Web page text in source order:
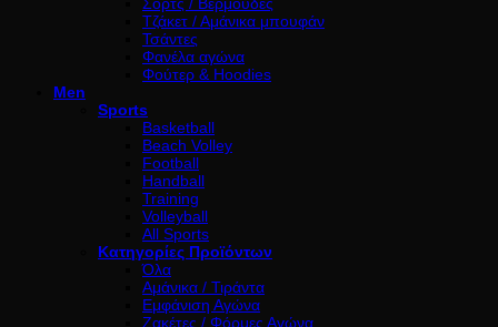
Σορτς / Βερμούδες
Τζάκετ / Αμάνικα μπουφάν
Τσάντες
Φανέλα αγώνα
Φούτερ & Hoodies
Men
Sports
Basketball
Beach Volley
Football
Handball
Training
Volleyball
All Sports
Κατηγορίες Προϊόντων
Όλα
Αμάνικα / Τιράντα
Εμφάνιση Αγώνα
Ζακέτες / Φόρμες Αγώνα